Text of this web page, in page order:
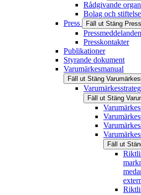
Rådgivande organ
Bolag och
Press
Fäll ut Stäng Press
Pressmeddelanden
Presskontakter
Publikationer
Styrande dokument
Varumärkesmanual
Fäll ut Stäng
Fäll ut Stäng
Fäll ut